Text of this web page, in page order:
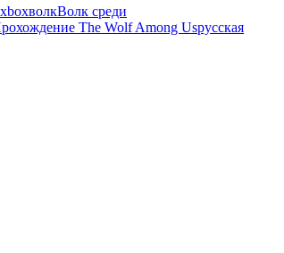
xboxволкВолк среди
The Wolf Among Usрусская